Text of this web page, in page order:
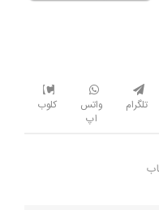
تلگرام
واتس
اپ
کلوب